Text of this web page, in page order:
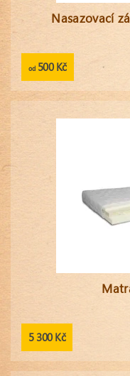
Nasazovací
od500 Kč
5 300 Kč